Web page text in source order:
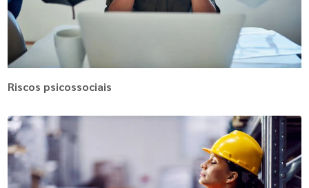
Riscos psicossociais